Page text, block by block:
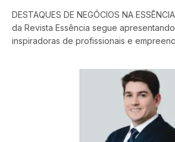
DESTAQUES DE NEGÓCIOS NA
da Revista Essência segue
inspiradoras de profissionais e